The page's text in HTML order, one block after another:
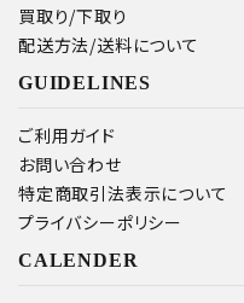
買取り/下取り
配送方法/送料について
GUIDELINES
ご利用ガイド
お問い合わせ
特定商取引法表示について
プライバシーポリシー
CALENDER